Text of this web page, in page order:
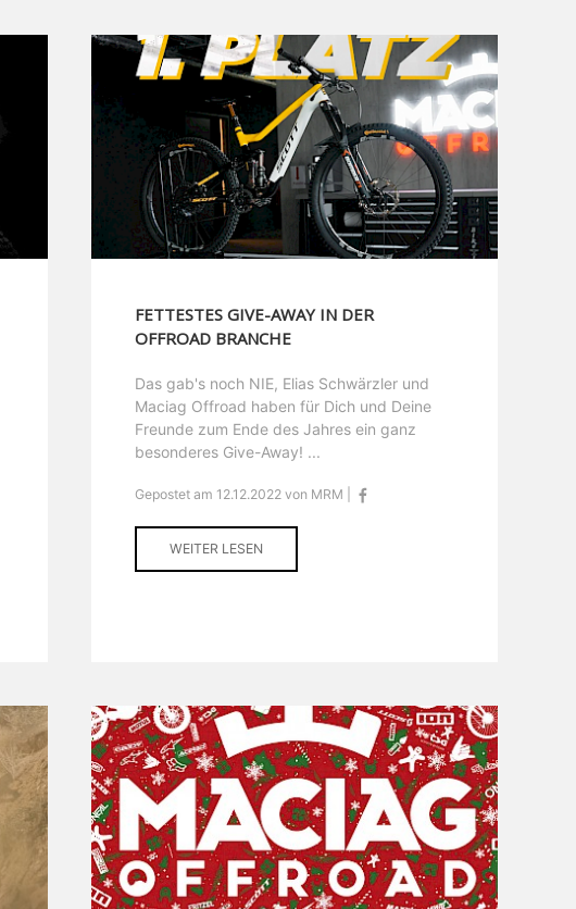
FETTESTES GIVE-AWAY IN DER
OFFROAD BRANCHE
Das gab's noch NIE, Elias Schwärzler und
Maciag Offroad haben für Dich und Deine
Freunde zum Ende des Jahres ein ganz
besonderes Give-Away! ...
Gepostet am 12.12.2022 von MRM |
WEITER LESEN